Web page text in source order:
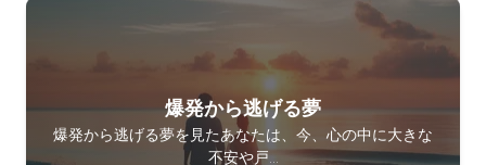
爆発から逃げる夢
爆発から逃げる夢を見たあなたは、今、心の中に大きな
不安や戸…